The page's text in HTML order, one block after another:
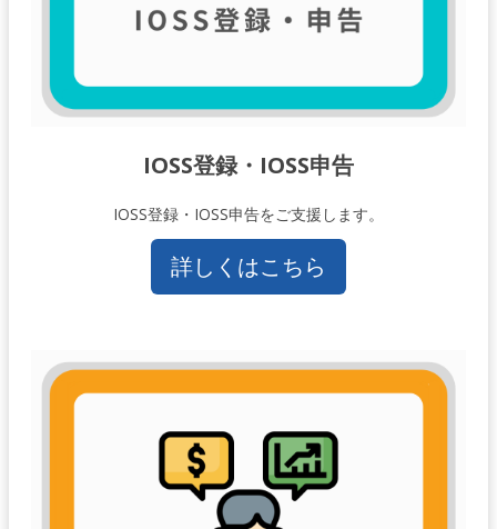
IOSS登録・IOSS申告
IOSS登録・IOSS申告をご支援します。
詳しくはこちら